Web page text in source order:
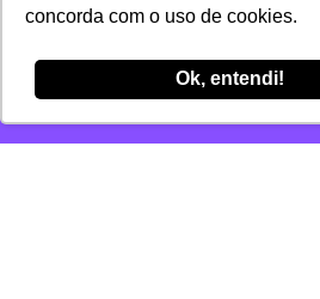
concorda com o uso de cookies.
Ok, entendi!